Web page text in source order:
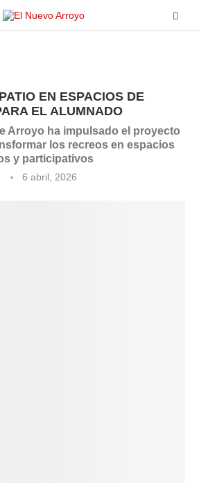
EN ESPACIOS DE
EL ALUMNADO
Arroyo ha impulsado el proyecto
los recreos en espacios
y participativos
6 abril, 2026